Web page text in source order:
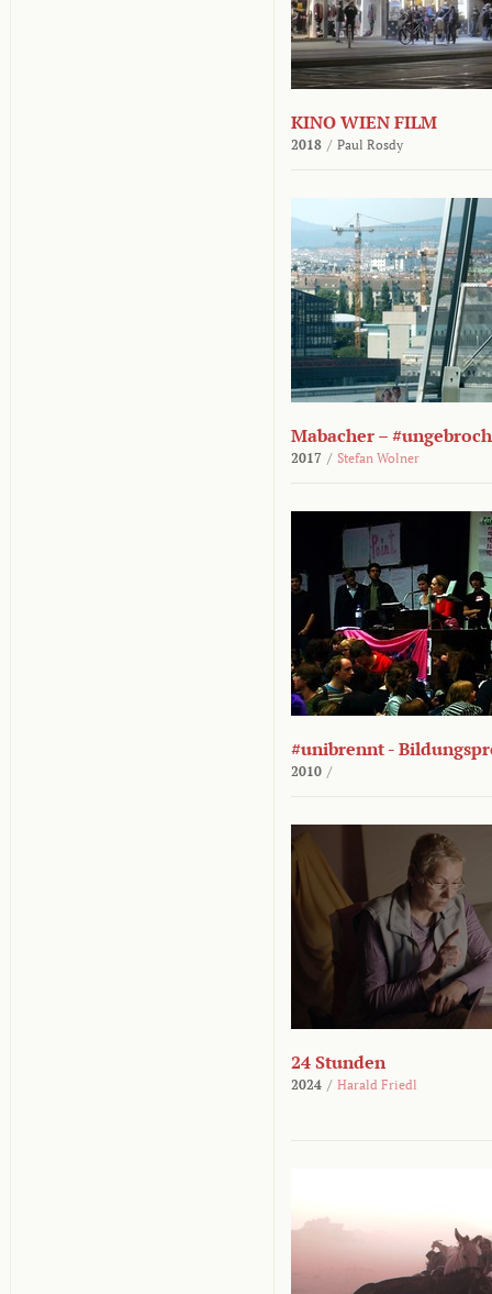
KINO WIEN FILM
2018 / Paul Rosdy
Mabacher –
2017 / Stefan Wolner
#unibrennt -
2010 /
24 Stunden
2024 / Harald Friedl